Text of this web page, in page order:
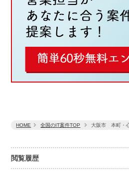
閲覧履歴
HOME 全国のIT案件TOP 大阪市 本町・